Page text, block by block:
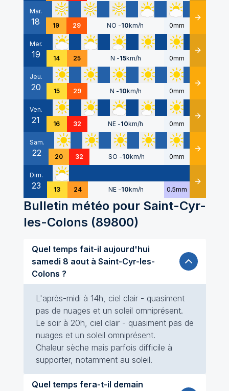
Mar.
18 19 29 NO -10km/h 0mm Détails
Mer.
19 14 25 N -15km/h 0mm Détails
Jeu.
20 15 29 N -10km/h 0mm Détails
Ven.
21 16 32 NE -10km/h 0mm Détails
Sam.
22 20 32 SO -10km/h 0mm Détails
Dim.
23 13 24 NE -10km/h 0.5mm Détails
Bulletin météo pour Saint-Cyr-
les-Colons (89800)
Quel temps fait-il aujourd'hui
samedi 8 aout à Saint-Cyr-les-
Colons ?
L'après-midi à 14h, ciel clair - quasiment
pas de nuages et un soleil omniprésent.
Le soir à 20h, ciel clair - quasiment pas de
nuages et un soleil omniprésent.
Chaleur sèche mais parfois difficile à
supporter, notamment au soleil.
Quel temps fera-t-il demain